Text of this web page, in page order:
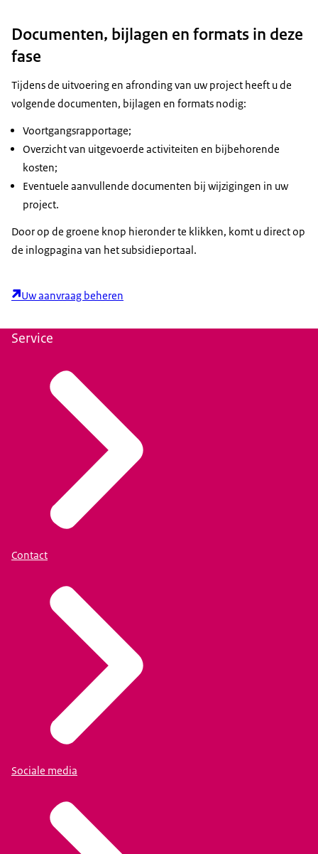
Documenten, bijlagen en formats in deze
fase
Tijdens de uitvoering en afronding van uw project heeft u de
volgende documenten, bijlagen en formats nodig:
Voortgangsrapportage;
Overzicht van uitgevoerde activiteiten en bijbehorende
kosten;
Eventuele aanvullende documenten bij wijzigingen in uw
project.
Door op de groene knop hieronder te klikken, komt u direct op
de inlogpagina van het subsidieportaal.
Uw aanvraag beheren
Service
Contact
Sociale media